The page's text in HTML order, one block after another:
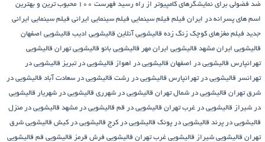
ضد فضولی برای نمایشگرهای کامپیوتر از راه رسید
فهرست ۱۰۰ محبوب ترین و بهترین
اسم های پسرانه در ایران فیلم فیلم سینمایی فیلم سینمایی ایرانی فیلم سینمایی ایرانی
جدید فیلم مغزهای کوچک زنگ زده قالیشویی آنلاین قالیشویی ادیب قالیشویی اصفهان
قالیشویی ایران مشهد قالیشویی ایران مهر قالیشویی بانو قالیشویی تهران قالیشویی
تهرانپارس قالیشویی در اصفهان قالیشویی در اهواز قالیشویی در تبریز قالیشویی در
تهرانسر قالیشویی در تهرانپارس قالیشویی در رشت قالیشویی در سعادت آباد قالیشویی در
شرق تهران قالیشویی در شمال تهران قالیشویی در شهرری قالیشویی در شهریار قالیشویی
در شیراز قالیشویی در غرب تهران قالیشویی در قم قالیشویی در مشهد قالیشویی در منزل
قالیشویی در پرند قالیشویی در پونک قالیشویی در کرج قالیشویی در کیش قالیشویی شرق
تهران قالیشویی شیراز قالیشویی غرب تهران قالیشویی فرش قرمز قالیشویی قم قالیشویی